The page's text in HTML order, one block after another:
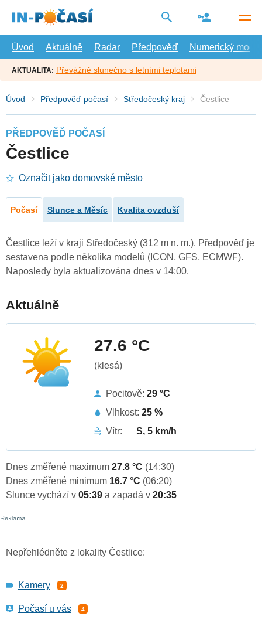
hlavní
Úvod
Aktuálně Radar Předpověď Numerický model
AKTUALITA: Převážně slunečno s letními teplotami
Úvod Předpověď počasí Středočeský kraj Čestlice
PŘEDPOVĚĎ POČASÍ
Čestlice
Označit jako domovské město
Počasí Slunce a Měsíc Kvalita ovzduší
Čestlice leží v kraji Středočeský (312 m n. m.). Předpověď je
sestavena podle několika modelů (ICON, GFS, ECMWF).
Naposledy byla aktualizována dnes v 14:00.
Aktuálně
27.6 °C
(klesá)
Pocitově: 29 °C
Vlhkost: 25 %
Vítr:
S, 5 km/h
Dnes změřené maximum 27.8 °C (14:30)
Dnes změřené minimum 16.7 °C (06:20)
Slunce vychází v 05:39 a zapadá v 20:35
Nepřehlédněte z lokality Čestlice:
Kamery 2
Počasí u vás 4